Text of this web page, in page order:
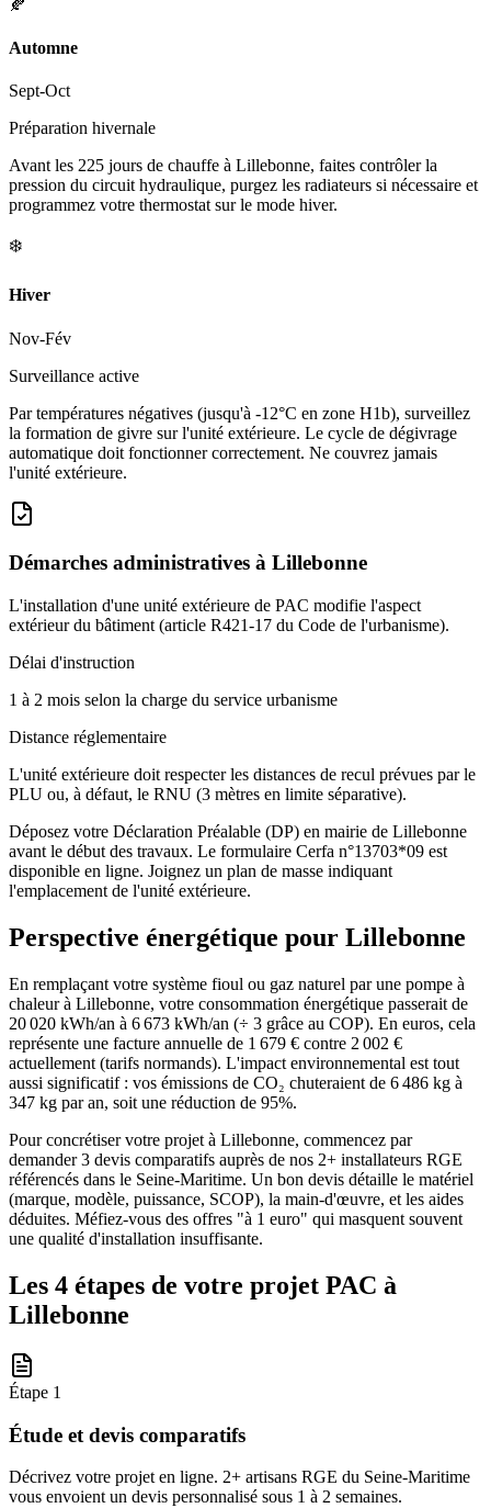
🍂
Automne
Sept-Oct
Préparation hivernale
Avant les 225 jours de chauffe à Lillebonne, faites contrôler la
pression du circuit hydraulique, purgez les radiateurs si nécessaire et
programmez votre thermostat sur le mode hiver.
❄️
Hiver
Nov-Fév
Surveillance active
Par températures négatives (jusqu'à -12°C en zone H1b), surveillez
la formation de givre sur l'unité extérieure. Le cycle de dégivrage
automatique doit fonctionner correctement. Ne couvrez jamais
l'unité extérieure.
Démarches administratives à Lillebonne
L'installation d'une unité extérieure de PAC modifie l'aspect
extérieur du bâtiment (article R421-17 du Code de l'urbanisme).
Délai d'instruction
1 à 2 mois selon la charge du service urbanisme
Distance réglementaire
L'unité extérieure doit respecter les distances de recul prévues par le
PLU ou, à défaut, le RNU (3 mètres en limite séparative).
Déposez votre Déclaration Préalable (DP) en mairie de Lillebonne
avant le début des travaux. Le formulaire Cerfa n°13703*09 est
disponible en ligne. Joignez un plan de masse indiquant
l'emplacement de l'unité extérieure.
Perspective énergétique pour Lillebonne
En remplaçant votre système fioul ou gaz naturel par une pompe à
chaleur à Lillebonne, votre consommation énergétique passerait de
20 020 kWh/an à 6 673 kWh/an (÷ 3 grâce au COP). En euros, cela
représente une facture annuelle de 1 679 € contre 2 002 €
actuellement (tarifs normands). L'impact environnemental est tout
aussi significatif : vos émissions de CO₂ chuteraient de 6 486 kg à
347 kg par an, soit une réduction de 95%.
Pour concrétiser votre projet à Lillebonne, commencez par
demander 3 devis comparatifs auprès de nos 2+ installateurs RGE
référencés dans le Seine-Maritime. Un bon devis détaille le matériel
(marque, modèle, puissance, SCOP), la main-d'œuvre, et les aides
déduites. Méfiez-vous des offres "à 1 euro" qui masquent souvent
une qualité d'installation insuffisante.
Les 4 étapes de votre projet PAC à
Lillebonne
Étape 1
Étude et devis comparatifs
Décrivez votre projet en ligne. 2+ artisans RGE du Seine-Maritime
vous envoient un devis personnalisé sous 1 à 2 semaines.